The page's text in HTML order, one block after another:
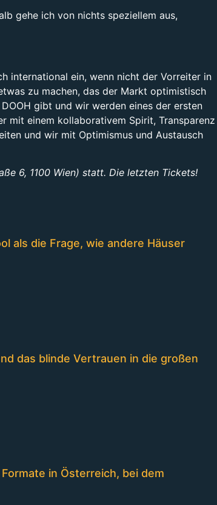
gehe ich von nichts speziellem aus,
international ein, wenn nicht der Vorreiter in
zu machen, das der Markt optimistisch
gibt und wir werden eines der ersten
mit einem kollaborativem Spirit, Transparenz
und wir mit Optimismus und Austausch
6, 1100 Wien) statt. Die letzten Tickets!
als die Frage, wie andere Häuser
das blinde Vertrauen in die großen
in Österreich, bei dem